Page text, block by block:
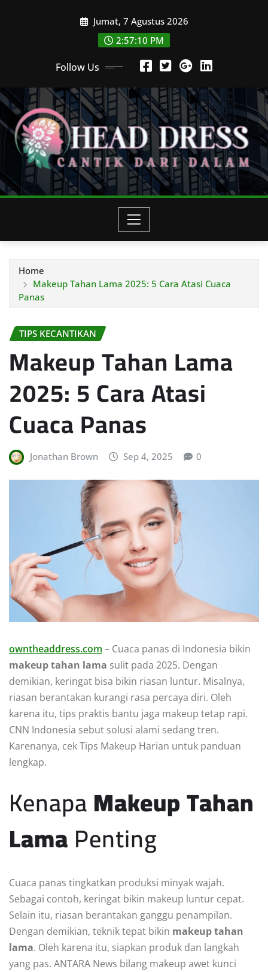
Jumat, 7 Agustus 2026
2:57:11 PM
Follow Us
Home
Makeup Tahan Lama 2025: 5 Cara Atasi Cuaca
Panas
TIPS KECANTIKAN
Makeup Tahan Lama
2025: 5 Cara Atasi
Cuaca Panas
Jonathan Brown Sep 4, 2025 0
owntheaddress.com – Cuaca panas di Indonesia bikin
makeup tahan lama sulit pada 2025. Dengan
demikian, keringat bisa bikin riasan luntur. Misalnya,
riasan berantakan kurangi rasa percaya diri. Oleh
karena itu, tips praktis bantu jaga makeup tetap rapi.
CNN Indonesia sebut solusi alami sedang tren.
Karenanya, cek Tips Makeup Harian untuk panduan
lengkap.
KenapaMakeup Tahan
LamaPenting
Cuaca panas tingkatkan produksi minyak wajah.
Sebagai contoh, keringat bikin makeup luntur cepat.
Selain itu, riasan berantakan ganggu penampilan.
Dengan demikian, teknik tepat bikin makeup tahan
lama. Oleh karena itu, siapkan produk dan langkah
yang pas. ANTARA News bilang makeup awet kunci